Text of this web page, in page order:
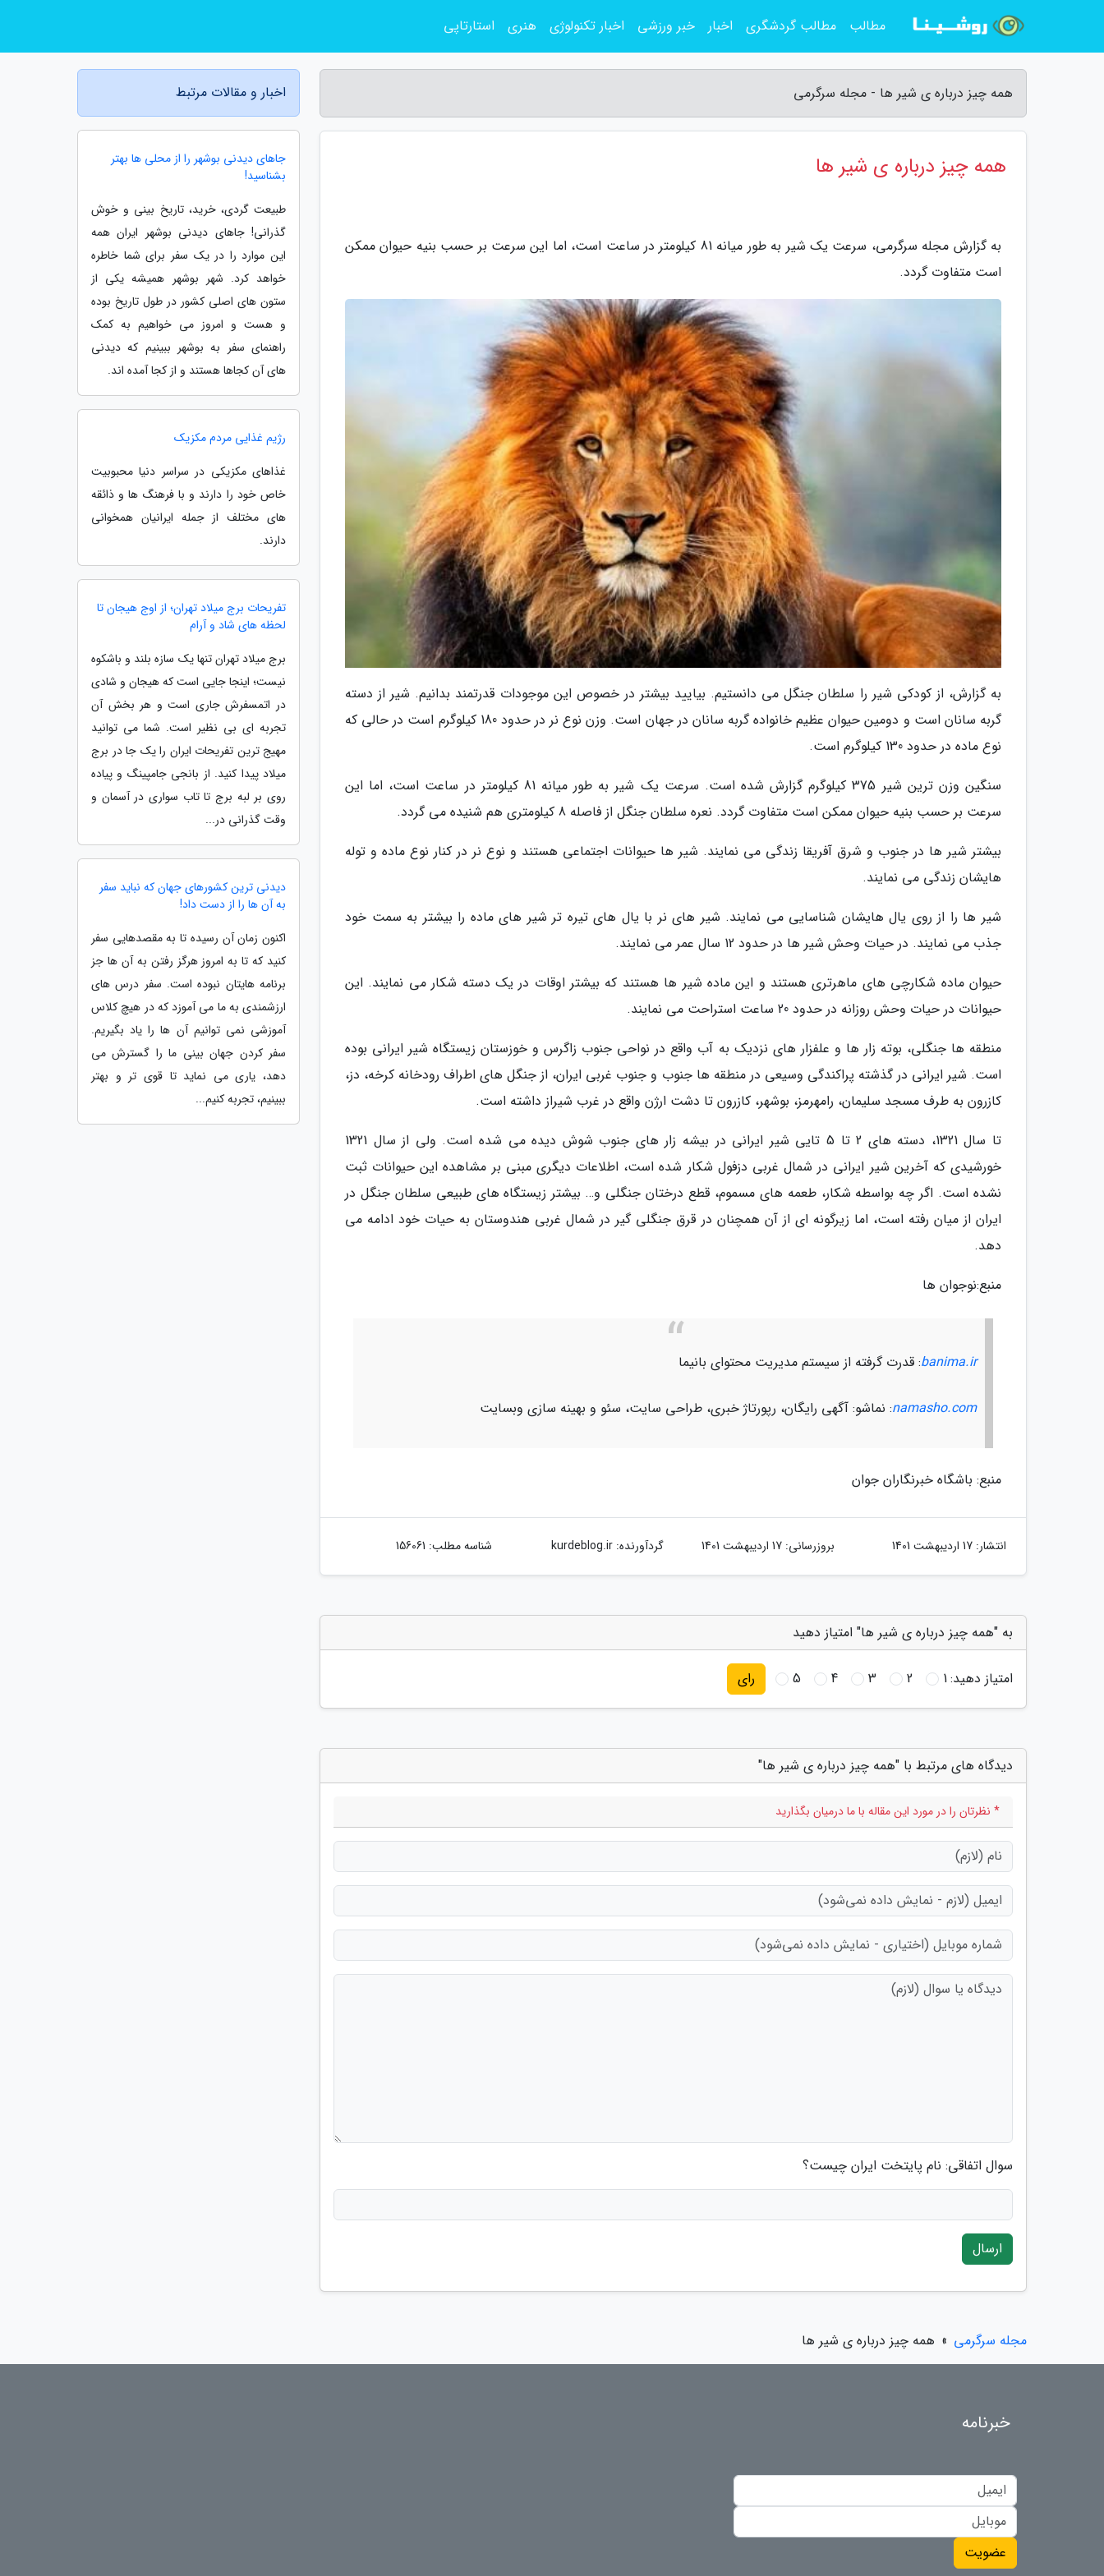
همه چیز درباره ى شیر ها - مجله سرگرمی
همه چیز درباره ى شیر ها
به گزارش مجله سرگرمی، سرعت یک شیر به طور میانه 81 کیلومتر در ساعت است، اما این سرعت بر حسب بنیه حیوان ممکن
است متفاوت گردد.
به گزارش، از کودکی شیر را سلطان جنگل می دانستیم. بیایید بیشتر در خصوص این موجودات قدرتمند بدانیم. شیر از دسته
گربه سانان است و دومین حیوان عظیم خانواده گربه سانان در جهان است. وزن نوع نر در حدود 180 کیلوگرم است در حالی که
نوع ماده در حدود 130 کیلوگرم است.
سنگین وزن ترین شیر 375 کیلوگرم گزارش شده است. سرعت یک شیر به طور میانه 81 کیلومتر در ساعت است، اما این
سرعت بر حسب بنیه حیوان ممکن است متفاوت گردد. نعره سلطان جنگل از فاصله 8 کیلومتری هم شنیده می گردد.
بیشتر شیر ها در جنوب و شرق آفریقا زندگی می نمایند. شیر ها حیوانات اجتماعی هستند و نوع نر در کنار نوع ماده و توله
هایشان زندگی می نمایند.
شیر ها را از روی یال هایشان شناسایی می نمایند. شیر های نر با یال های تیره تر شیر های ماده را بیشتر به سمت خود
جذب می نمایند. در حیات وحش شیر ها در حدود 12 سال عمر می نمایند.
حیوان ماده شکارچی های ماهرتری هستند و این ماده شیر ها هستند که بیشتر اوقات در یک دسته شکار می نمایند. این
حیوانات در حیات وحش روزانه در حدود 20 ساعت استراحت می نمایند.
منطقه ها جنگلی، بوته زار ها و علفزار های نزدیک به آب واقع در نواحی جنوب زاگرس و خوزستان زیستگاه شیر ایرانی بوده
است. شیر ایرانی در گذشته پراکندگی وسیعی در منطقه ها جنوب و جنوب غربی ایران، از جنگل های اطراف رودخانه کرخه، دز،
کازرون به طرف مسجد سلیمان، رامهرمز، بوشهر، کازرون تا دشت ارژن واقع در غرب شیراز داشته است.
تا سال 1321، دسته های 2 تا 5 تایی شیر ایرانی در بیشه زار های جنوب شوش دیده می شده است. ولی از سال 1321
خورشیدی که آخرین شیر ایرانی در شمال غربی دزفول شکار شده است، اطلاعات دیگری مبنی بر مشاهده این حیوانات ثبت
نشده است. اگر چه بواسطه شکار، طعمه های مسموم، قطع درختان جنگلی و… بیشتر زیستگاه های طبیعی سلطان جنگل در
ایران از میان رفته است، اما زیرگونه ای از آن همچنان در قرق جنگلی گیر در شمال غربی هندوستان به حیات خود ادامه می
دهد.
منبع:نوجوان ها
banima.ir: قدرت گرفته از سیستم مدیریت محتوای بانیما
namasho.com: نماشو: آگهی رایگان، رپورتاژ خبری، طراحی سایت، سئو و بهینه سازی وبسایت
منبع: باشگاه خبرنگاران جوان
انتشار: 17 اردیبهشت 1401 بروزرسانی: 17 اردیبهشت 1401 گردآورنده:kurdeblog.ir شناسه مطلب: 156061
به "همه چیز درباره ى شیر ها" امتیاز دهید
امتیاز دهید:1
2
3
4
5 رای
دیدگاه های مرتبط با "همه چیز درباره ى شیر ها"
* نظرتان را در مورد این مقاله با ما درمیان بگذارید
سوال اتفاقی: نام پایتخت ایران چیست؟
ارسال
اخبار و مقالات مرتبط
جاهای دیدنی بوشهر را از محلی ها بهتر
بشناسید!
طبیعت گردی، خرید، تاریخ بینی و خوش
گذرانی! جاهای دیدنی بوشهر ایران همه
این موارد را در یک سفر برای شما خاطره
خواهد کرد. شهر بوشهر همیشه یکی از
ستون های اصلی کشور در طول تاریخ بوده
و هست و امروز می خواهیم به کمک
راهنمای سفر به بوشهر ببینیم که دیدنی
های آن کجاها هستند و از کجا آمده اند.
رژیم غذایی مردم مکزیک
غذاهای مکزیکی در سراسر دنیا محبوبیت
خاص خود را دارند و با فرهنگ ها و ذائقه
های مختلف از جمله ایرانیان همخوانی
دارند.
تفریحات برج میلاد تهران؛ از اوج هیجان تا
لحظه های شاد و آرام
برج میلاد تهران تنها یک سازه بلند و باشکوه
نیست؛ اینجا جایی است که هیجان و شادی
در اتمسفرش جاری است و هر بخش آن
تجربه ای بی نظیر است. شما می توانید
مهیج ترین تفریحات ایران را یک جا در برج
میلاد پیدا کنید. از بانجی جامپینگ و پیاده
روی بر لبه برج تا تاب سواری در آسمان و
وقت گذرانی در...
دیدنی ترین کشورهای جهان که نباید سفر
به آن ها را از دست داد!
اکنون زمان آن رسیده تا به مقصدهایی سفر
کنید که تا به امروز هرگز رفتن به آن ها جز
برنامه هایتان نبوده است. سفر درس های
ارزشمندی به ما می آموزد که در هیچ کلاس
آموزشی نمی توانیم آن ها را یاد بگیریم.
سفر کردن جهان بینی ما را گسترش می
دهد، یاری می نماید تا قوی تر و بهتر
ببینیم، تجربه کنیم...
مجله سرگرمی » همه چیز درباره ى شیر ها
مطالب مطالب گردشگری اخبار خبر ورزشی اخبار تکنولوژی هنری استارتاپی
خبرنامه
عضویت